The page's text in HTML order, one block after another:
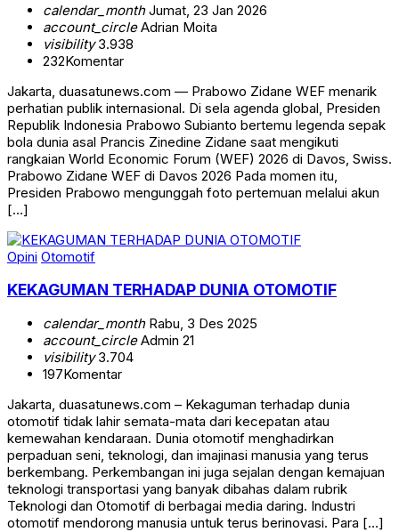
calendar_monthJumat, 23 Jan 2026
account_circleAdrian Moita
visibility3.938
232Komentar
Jakarta, duasatunews.com — Prabowo Zidane WEF menarik
perhatian publik internasional. Di sela agenda global, Presiden
Republik Indonesia Prabowo Subianto bertemu legenda sepak
bola dunia asal Prancis Zinedine Zidane saat mengikuti
rangkaian World Economic Forum (WEF) 2026 di Davos, Swiss.
Prabowo Zidane WEF di Davos 2026 Pada momen itu,
Presiden Prabowo mengunggah foto pertemuan melalui akun
[…]
Opini Otomotif
KEKAGUMAN TERHADAP DUNIA OTOMOTIF
calendar_monthRabu, 3 Des 2025
account_circleAdmin 21
visibility3.704
197Komentar
Jakarta, duasatunews.com – Kekaguman terhadap dunia
otomotif tidak lahir semata-mata dari kecepatan atau
kemewahan kendaraan. Dunia otomotif menghadirkan
perpaduan seni, teknologi, dan imajinasi manusia yang terus
berkembang. Perkembangan ini juga sejalan dengan kemajuan
teknologi transportasi yang banyak dibahas dalam rubrik
Teknologi dan Otomotif di berbagai media daring. Industri
otomotif mendorong manusia untuk terus berinovasi. Para […]